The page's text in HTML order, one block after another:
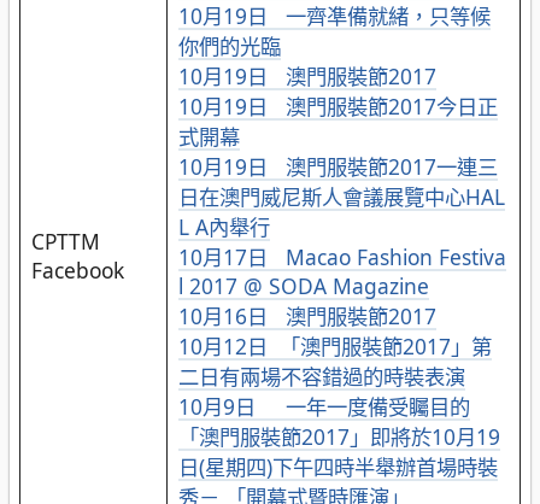
CPTTM
Facebook
10月19日 一齊凖備就緒，只等候
你們的光臨
10月19日 澳門服裝節2017
10月19日 澳門服裝節2017今日正
式開幕
10月19日 澳門服裝節2017一連三
日在澳門威尼斯人會議展覽中心HAL
L A內舉行
10月17日 Macao Fashion Festiva
l 2017 @ SODA Magazine
10月16日 澳門服裝節2017
10月12日 「澳門服裝節2017」第
二日有兩場不容錯過的時裝表演
10月9日 一年一度備受矚目的
「澳門服裝節2017」即將於10月19
日(星期四)下午四時半舉辦首場時裝
秀－ 「開幕式暨時匯演」